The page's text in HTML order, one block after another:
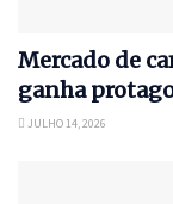
Mercado de
ganha
JULHO 14, 2026